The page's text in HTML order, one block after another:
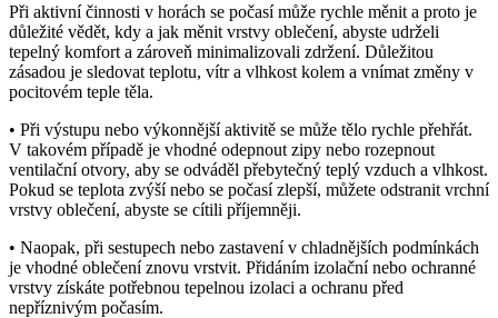
Při aktivní činnosti v horách se počasí může rychle měnit a proto je
důležité vědět, kdy a jak měnit vrstvy oblečení, abyste udrželi
tepelný komfort a zároveň minimalizovali zdržení. Důležitou
zásadou je sledovat teplotu, vítr a vlhkost kolem a vnímat změny v
pocitovém teple těla.
• Při výstupu nebo výkonnější aktivitě se může tělo rychle přehřát.
V takovém případě je vhodné odepnout zipy nebo rozepnout
ventilační otvory, aby se odváděl přebytečný teplý vzduch a vlhkost.
Pokud se teplota zvýší nebo se počasí zlepší, můžete odstranit vrchní
vrstvy oblečení, abyste se cítili příjemněji.
• Naopak, při sestupech nebo zastavení v chladnějších podmínkách
je vhodné oblečení znovu vrstvit. Přidáním izolační nebo ochranné
vrstvy získáte potřebnou tepelnou izolaci a ochranu před
nepříznivým počasím.